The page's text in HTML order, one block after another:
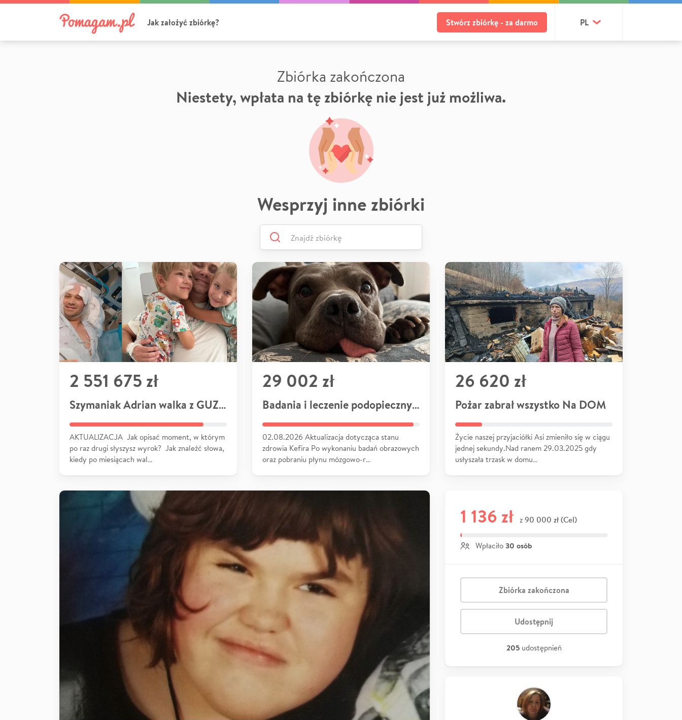
Jak założyć zbiórkę? Stwórz zbiórkę - za darmo PL
Zbiórka zakończona
Niestety, wpłata na tę zbiórkę nie jest już możliwa.
Wesprzyj inne zbiórki
2 551 675 zł
Szymaniak Adrian walka z GUZEM
AKTUALIZACJA Jak opisać moment, w którym
po raz drugi słyszysz wyrok? Jak znaleźć słowa,
kiedy po miesiącach wal…
29 002 zł
Badania i leczenie podopiecznych
02.08.2026 Aktualizacja dotycząca stanu
zdrowia Kefira Po wykonaniu badań obrazowych
oraz pobraniu płynu mózgowo-r…
26 620 zł
Pożar zabrał wszystko Na DOM
Życie naszej przyjaciółki Asi zmieniło się w ciągu
jednej sekundy.Nad ranem 29.03.2025 gdy
usłyszała trzask w domu…
1 136 zł z 90 000 zł (Cel)
Wpłaciło 30 osób
Zbiórka zakończona
Udostępnij
205 udostępnień